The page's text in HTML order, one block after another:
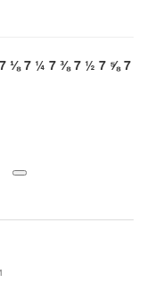
⅛ 7 ¼ 7 ⅜ 7 ½ 7 ⅝ 7